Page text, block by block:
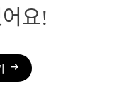
요!